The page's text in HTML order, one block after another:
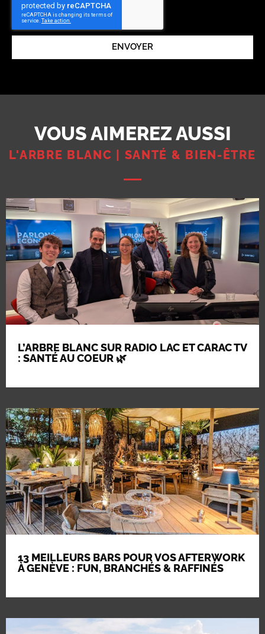
ENVOYER
VOUS AIMEREZ AUSSI
L'ARBRE BLANC | SANTÉ & BIEN-ÊTRE
L’ARBRE BLANC SUR RADIO LAC ET CARAC TV
: SANTÉ AU COEUR 🌿
13 MEILLEURS BARS POUR VOS AFTERWORK
À GENÈVE : FUN, BRANCHÉS & RAFFINÉS